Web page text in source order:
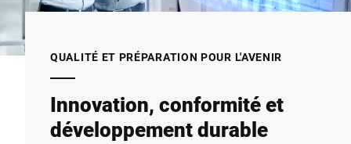
QUALITÉ ET PRÉPARATION POUR L'AVENIR
Innovation, conformité et
développement durable